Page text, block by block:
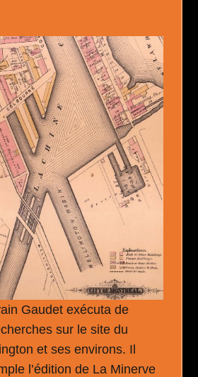
Gaudet exécuta de
sur le site du
et ses environs. Il
l’édition de La Minerve